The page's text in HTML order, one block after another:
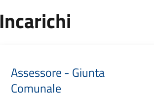
Incarichi
Assessore - Giunta
Comunale